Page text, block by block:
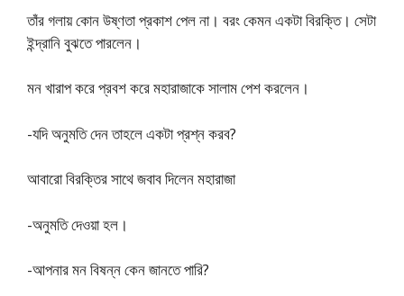
তাঁর গলায় কোন উষ্ণতা প্রকাশ পেল না। বরং কেমন একটা বিরক্তি। সেটা
ইন্দ্রানি বুঝতে পারলেন।
মন খারাপ করে প্রবশ করে মহারাজাকে সালাম পেশ করলেন।
-যদি অনুমতি দেন তাহলে একটা প্রশ্ন করব?
আবারাে বিরক্তির সাথে জবাব দিলেন মহারাজা
-অনুমতি দেওয়া হল।
-আপনার মন বিষন্ন কেন জানতে পারি?